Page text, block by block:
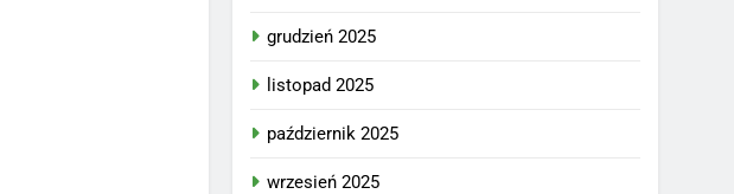
grudzień 2025
listopad 2025
październik 2025
wrzesień 2025